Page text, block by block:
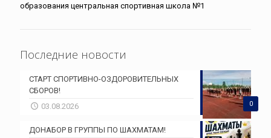
образования центральная спортивная школа №1
Последние новости
0
СТАРТ СПОРТИВНО-ОЗДОРОВИТЕЛЬНЫХ
СБОРОВ!
03.08.2026
ДОНАБОР В ГРУППЫ ПО ШАХМАТАМ!